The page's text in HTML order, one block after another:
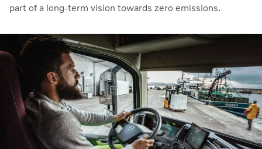
part of a long-term vision towards zero emissions.